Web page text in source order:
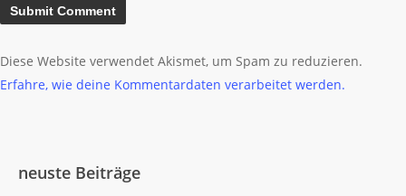
Diese Website verwendet Akismet, um Spam zu reduzieren.
Erfahre, wie deine Kommentardaten verarbeitet werden.
neuste Beiträge